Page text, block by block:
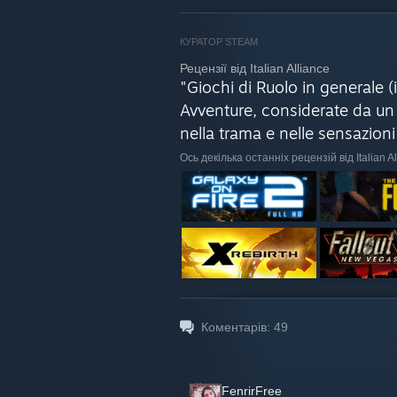
Il gioco permette agli utenti di
future​.
"Gray Zone Warfare" si trova
prevedono di implementare
indubbiamente un gioco ibrido, con
КУРАТОР STEAM
Рецензії від Italian Alliance
"Giochi di Ruolo in generale
Avventure, considerate da
nella trama e nelle
Ось декілька останніх рецензій від Italian
Коментарів: 49
FenrirFree